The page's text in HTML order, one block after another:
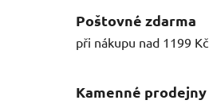
Poštovné zdarma
při nákupu nad 1199 Kč
Kamenné prodejny